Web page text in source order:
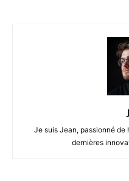
Je suis Jean, passionné
dernières